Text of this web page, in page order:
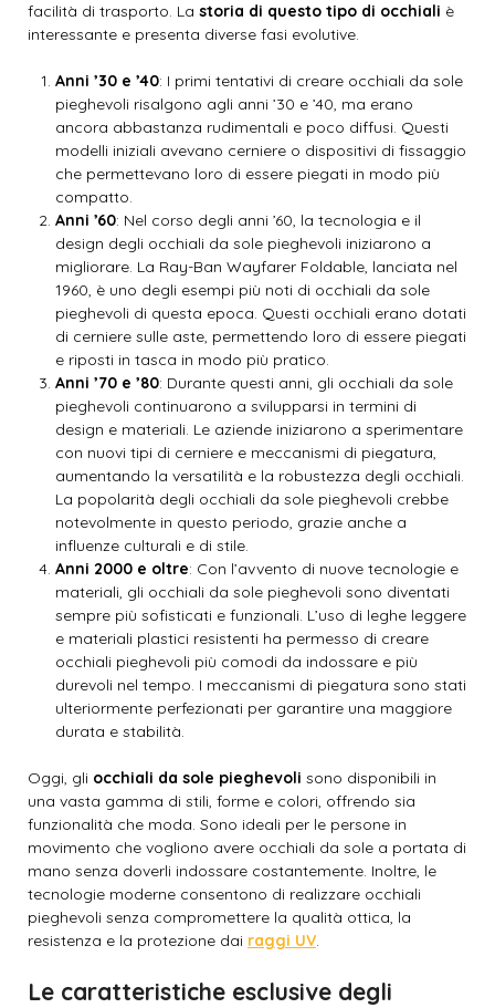
facilità di trasporto. La storia di questo tipo di occhiali è
interessante e presenta diverse fasi evolutive.
Anni ’30 e ’40: I primi tentativi di creare occhiali da sole
pieghevoli risalgono agli anni ’30 e ’40, ma erano
ancora abbastanza rudimentali e poco diffusi. Questi
modelli iniziali avevano cerniere o dispositivi di fissaggio
che permettevano loro di essere piegati in modo più
compatto.
Anni ’60: Nel corso degli anni ’60, la tecnologia e il
design degli occhiali da sole pieghevoli iniziarono a
migliorare. La Ray-Ban Wayfarer Foldable, lanciata nel
1960, è uno degli esempi più noti di occhiali da sole
pieghevoli di questa epoca. Questi occhiali erano dotati
di cerniere sulle aste, permettendo loro di essere piegati
e riposti in tasca in modo più pratico.
Anni ’70 e ’80: Durante questi anni, gli occhiali da sole
pieghevoli continuarono a svilupparsi in termini di
design e materiali. Le aziende iniziarono a sperimentare
con nuovi tipi di cerniere e meccanismi di piegatura,
aumentando la versatilità e la robustezza degli occhiali.
La popolarità degli occhiali da sole pieghevoli crebbe
notevolmente in questo periodo, grazie anche a
influenze culturali e di stile.
Anni 2000 e oltre: Con l’avvento di nuove tecnologie e
materiali, gli occhiali da sole pieghevoli sono diventati
sempre più sofisticati e funzionali. L’uso di leghe leggere
e materiali plastici resistenti ha permesso di creare
occhiali pieghevoli più comodi da indossare e più
durevoli nel tempo. I meccanismi di piegatura sono stati
ulteriormente perfezionati per garantire una maggiore
durata e stabilità.
Oggi, gli occhiali da sole pieghevoli sono disponibili in
una vasta gamma di stili, forme e colori, offrendo sia
funzionalità che moda. Sono ideali per le persone in
movimento che vogliono avere occhiali da sole a portata di
mano senza doverli indossare costantemente. Inoltre, le
tecnologie moderne consentono di realizzare occhiali
pieghevoli senza compromettere la qualità ottica, la
resistenza e la protezione dai raggi UV.
Le caratteristiche esclusive degli